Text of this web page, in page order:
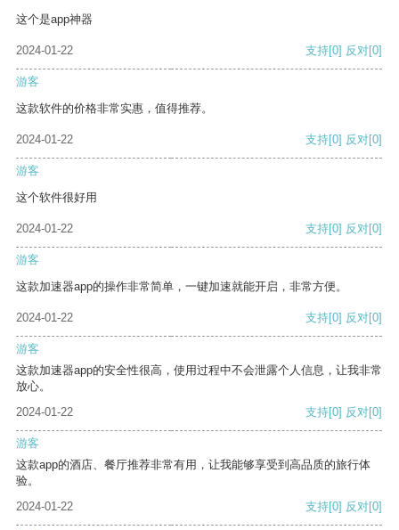
这个是app神器
2024-01-22 支持[0] 反对[0]
游客
这款软件的价格非常实惠，值得推荐。
2024-01-22 支持[0] 反对[0]
游客
这个软件很好用
2024-01-22 支持[0] 反对[0]
游客
这款加速器app的操作非常简单，一键加速就能开启，非常方便。
2024-01-22 支持[0] 反对[0]
游客
这款加速器app的安全性很高，使用过程中不会泄露个人信息，让我非常
放心。
2024-01-22
支持[0] 反对[0]
游客
这款app的酒店、餐厅推荐非常有用，让我能够享受到高品质的旅行体
验。
2024-01-22
支持[0] 反对[0]